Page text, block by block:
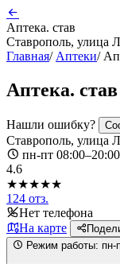
Аптека. став
Ставрополь, улица
Главная/ Аптеки/
Аптека. став
Нашли ошибку?
Ставрополь, улица
пн-пт
4.6
★★★★★
124 отз.
Нет телефона
На карте
Режим работы: пн-